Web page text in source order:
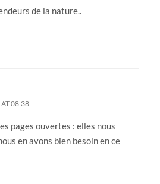
de la nature..
08:38
pages ouvertes : elles nous
en avons bien besoin en ce